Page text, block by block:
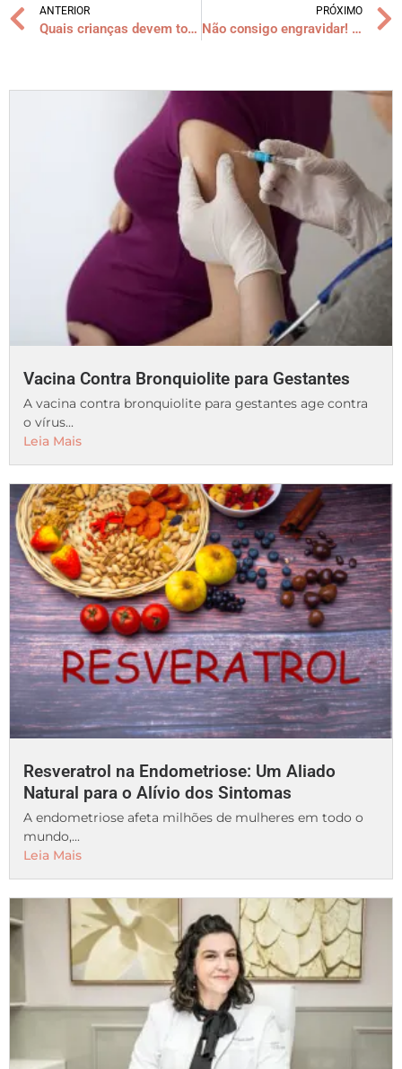
ANTERIOR
Quais crianças devem tomar o Palivizumabe?
PRÓXIMO
Não consigo engravidar! Será que sou infértil ?
Vacina Contra Bronquiolite para Gestantes
A vacina contra bronquiolite para gestantes age contra
o vírus...
Leia Mais
Resveratrol na Endometriose: Um Aliado
Natural para o Alívio dos Sintomas
A endometriose afeta milhões de mulheres em todo o
mundo,...
Leia Mais